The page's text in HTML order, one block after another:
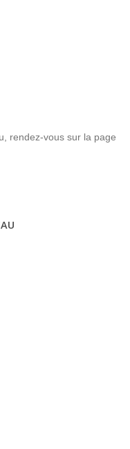
rendez-vous sur la page